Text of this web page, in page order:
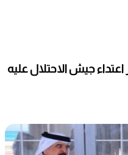
جيش الاحتلال عليه